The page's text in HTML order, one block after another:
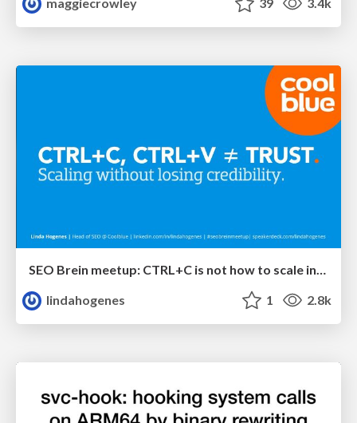
SEO Brein meetup: CTRL+C is not how to scale international SEO
lindahogenes
1 2.8k